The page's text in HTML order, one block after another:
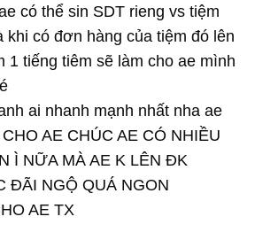
có thể sin SDT rieng vs tiệm
khi có đơn hàng của tiệm đó lên
1 tiếng tiêm sẽ làm cho ae mình
ai nhanh mạnh nhất nha ae
AE CHÚC AE CÓ NHIỀU
Ì NỮA MÀ AE K LÊN ĐK
ĐÃI NGỘ QUÁ NGON
AE TX